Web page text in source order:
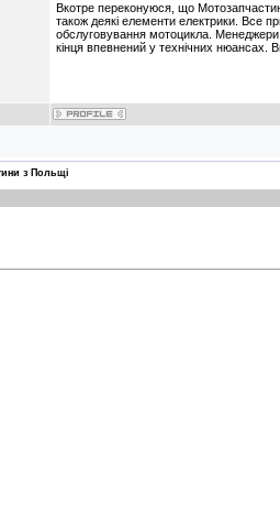
Вкотре переконуюся, що
також деякі елементи електрики. Все
обслуговування мотоцикла. Менеджери
кінця впевнений у технічних нюансах.
з Польщі